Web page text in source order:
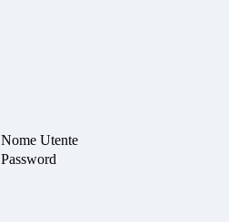
Nome Utente
Password